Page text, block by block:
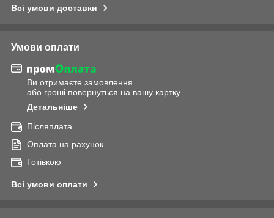
Всі умови доставки
Умови оплати
Ви отримаєте замовлення
або гроші повернуться на вашу картку
Детальніше
Післяплата
Оплата на рахунок
Готівкою
Всі умови оплати